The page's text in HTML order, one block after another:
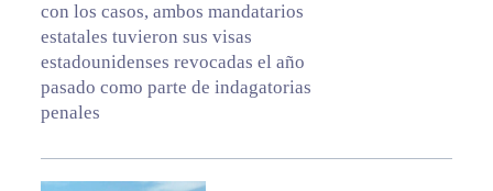
con los casos, ambos mandatarios
estatales tuvieron sus visas
estadounidenses revocadas el año
pasado como parte de indagatorias
penales